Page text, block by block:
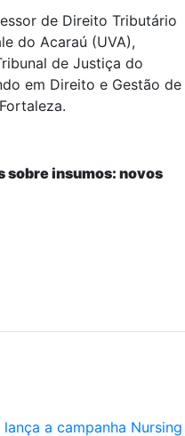
de Direito Tributário
do Acaraú (UVA),
de Justiça do
em Direito e Gestão de
sobre insumos: novos
a campanha Nursing